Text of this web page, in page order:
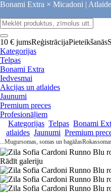
Bonami Extra × Micadoni |
10 € jumsReģistrācijaPieteikšanās
Kategorijas
Telpas
Bonami Extra
Iedvesmai
Akcijas un atlaides
Jaunumi
Premium preces
Profesionāļiem
Kategorijas Telpas Bonami
atlaides Jaunumi Premium
...Mugursomas, somas un bagāžas
Rādīt galeriju